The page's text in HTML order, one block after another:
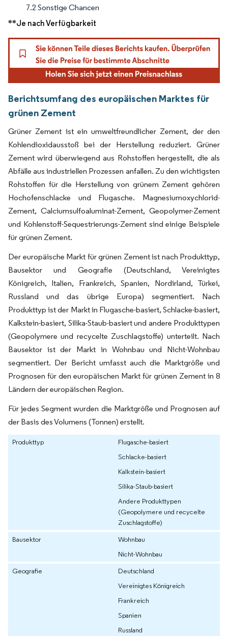
7.2 Sonstige Chancen
**Je nach Verfügbarkeit
Berichtsumfang des europäischen Marktes für
grünen Zement
Grüner Zement ist ein umweltfreundlicher Zement, der den
Kohlendioxidausstoß bei der Herstellung reduziert. Grüner
Zement wird überwiegend aus Rohstoffen hergestellt, die als
Abfälle aus industriellen Prozessen anfallen. Zu den wichtigsten
Rohstoffen für die Herstellung von grünem Zement gehören
Hochofenschlacke und Flugasche. Magnesiumoxychlorid-
Zement, Calciumsulfoaluminat-Zement, Geopolymer-Zement
und Kohlenstoff-Sequestrierungs-Zement sind einige Beispiele
für grünen Zement.
Der europäische Markt für grünen Zement ist nach Produkttyp,
Bausektor und Geografie (Deutschland, Vereinigtes
Königreich, Italien, Frankreich, Spanien, Nordirland, Türkei,
Russland und das übrige Europa) segmentiert. Nach
Produkttyp ist der Markt in Flugasche-basiert, Schlacke-basiert,
Kalkstein-basiert, Silika-Staub-basiert und andere Produkttypen
(Geopolymere und recycelte Zuschlagstoffe) unterteilt. Nach
Bausektor ist der Markt in Wohnbau und Nicht-Wohnbau
segmentiert. Der Bericht umfasst auch die Marktgröße und
Prognosen für den europäischen Markt für grünen Zement in 8
Ländern der europäischen Region.
Für jedes Segment wurden die Marktgröße und Prognosen auf
der Basis des Volumens (Tonnen) erstellt.
Produkttyp
Flugasche-basiert
Schlacke-basiert
Kalkstein-basiert
Silika-Staub-basiert
Andere Produkttypen
(Geopolymere und recycelte
Zuschlagstoffe)
Bausektor
Wohnbau
Nicht-Wohnbau
Geografie
Deutschland
Vereinigtes Königreich
Frankreich
Spanien
Russland